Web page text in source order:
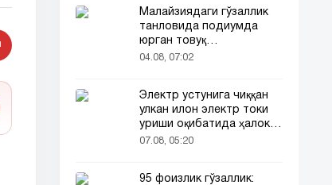
Малайзиядаги гўзаллик
танловида подиумда
юрган товуқ
томошабинлар
04.08, 07:02
Электр устунига чиққан
улкан илон электр токи
уриши оқибатида ҳалок
бўлди
07.08, 05:20
95 фоизлик гўзаллик: